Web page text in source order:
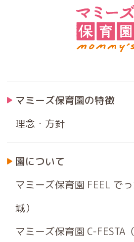
マミーズ保育園の特徴
理念・方針
園について
マミーズ保育園 FEEL で
城）
マミーズ保育園 C-FESTA